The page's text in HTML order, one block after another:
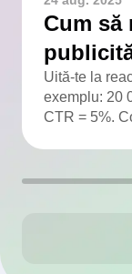
Cum să
Uită-te la
exemplu: 20
CTR = 5%.